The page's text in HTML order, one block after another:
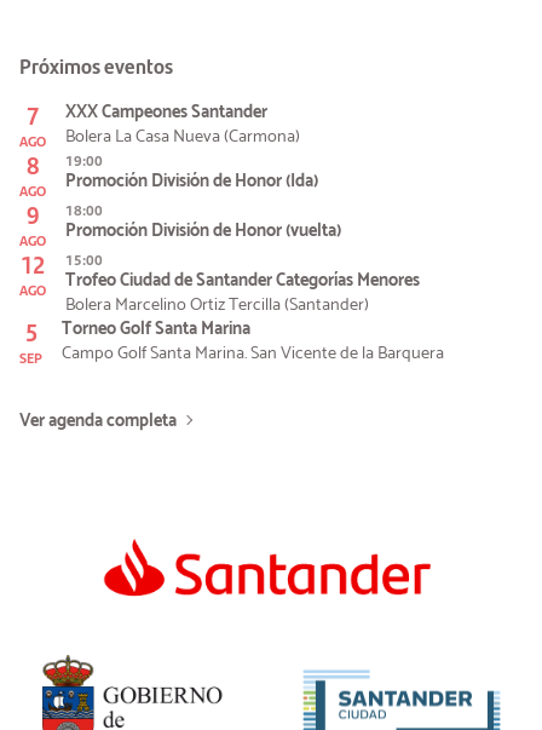
Próximos eventos
7
AGO
XXX Campeones Santander
Bolera La Casa Nueva (Carmona)
8
AGO
19:00
Promoción División de Honor (Ida)
9
AGO
18:00
Promoción División de Honor (vuelta)
12
AGO
15:00
Trofeo Ciudad de Santander Categorías Menores
Bolera Marcelino Ortiz Tercilla (Santander)
5
SEP
Torneo Golf Santa Marina
Campo Golf Santa Marina. San Vicente de la Barquera
Ver agenda completa